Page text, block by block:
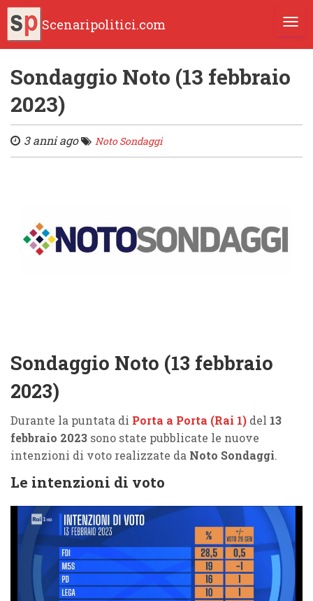
Scenaripolitici.com
Sondaggio Noto (13 febbraio
2023)
3 anni ago Noto Sondaggi
Sondaggio Noto (13 febbraio
2023)
Durante la puntata di Porta a Porta (Rai 1) del 13
febbraio 2023 sono state pubblicate le nuove
intenzioni di voto realizzate da Noto Sondaggi.
Le intenzioni di voto